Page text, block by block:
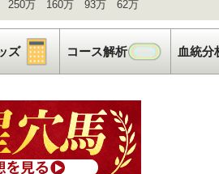
250万 160万 93万 62万
ブ新聞
ズ オッズ
コース解析 コース
血統分